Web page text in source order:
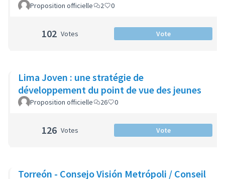
Proposition officielle 2 0
102 Votes Vote
Lima Joven : une stratégie de
développement du point de vue des jeunes
Proposition officielle 26 0
126 Votes Vote
Torreón - Consejo Visión Metrópoli / Conseil